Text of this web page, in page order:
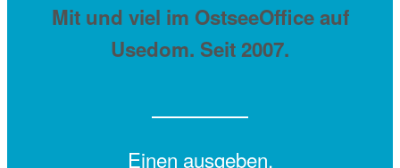
Mit und viel im OstseeOffice auf
Usedom. Seit 2007.
Einen ausgeben.